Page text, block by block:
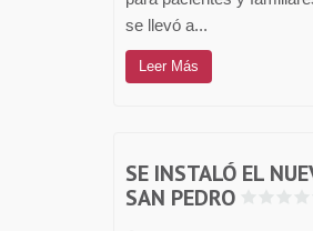
se llevó a...
Leer Más
SE INSTALÓ EL
SAN PEDRO